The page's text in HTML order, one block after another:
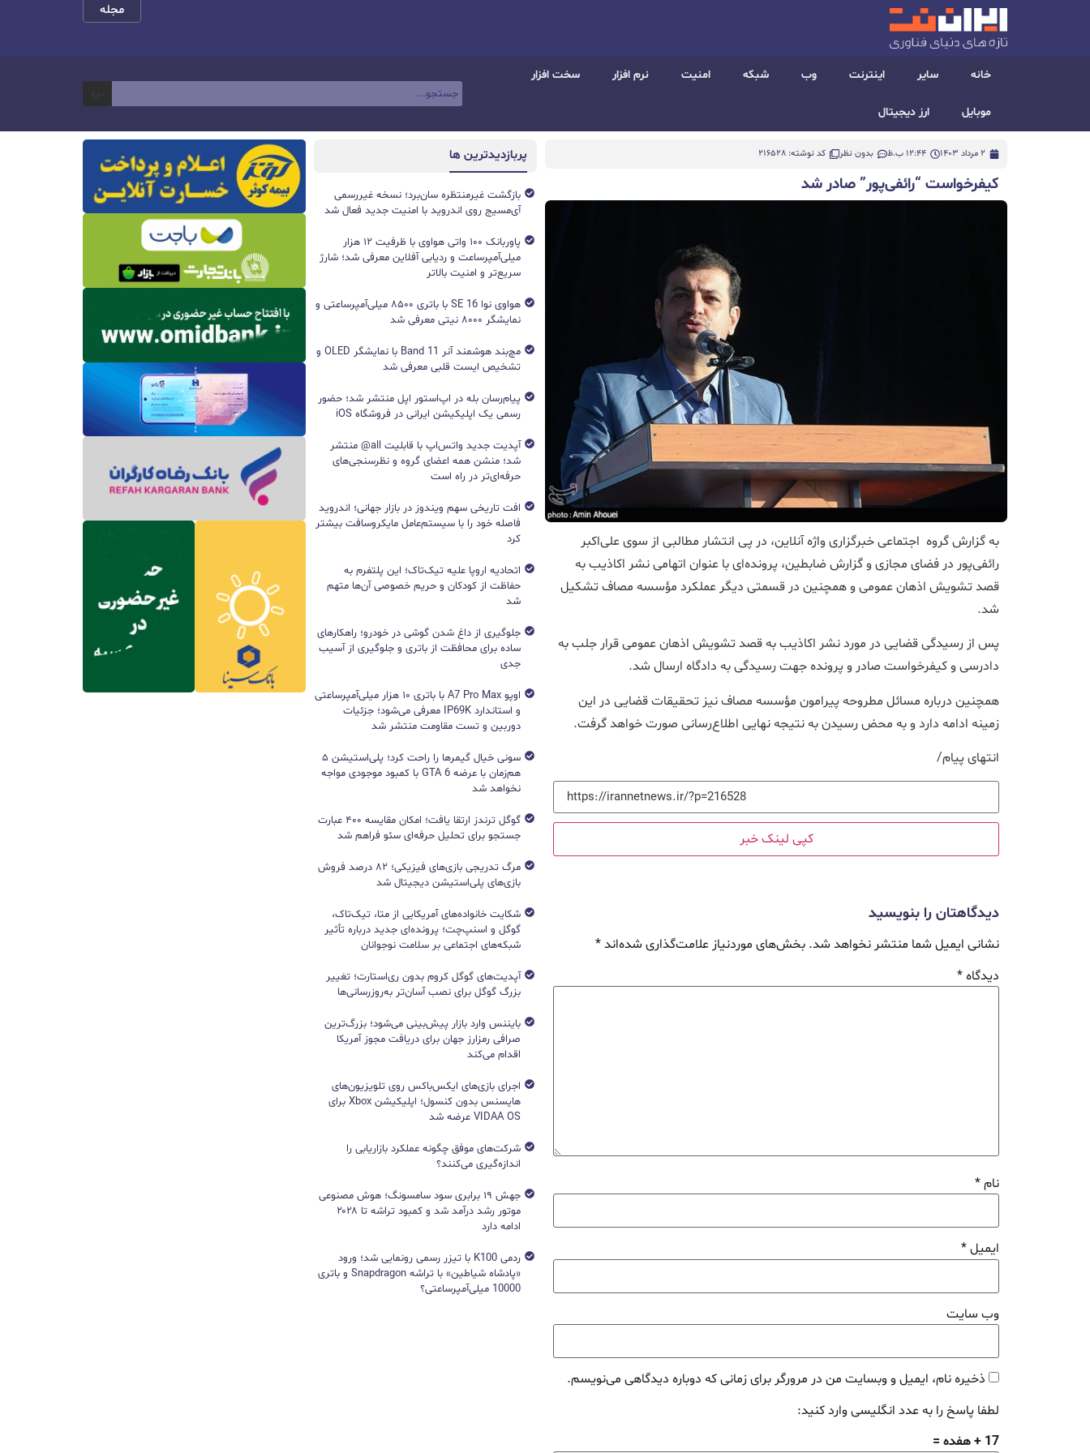
مجله
خانه سایر اینترنت وب شبکه امنیت نرم افزار سخت افزار
موبایل ارز دیجیتال
2 مرداد 1403 12:44 ب.ظ بدون نظر کد نوشته: 216528
کیفرخواست “رائفی‌پور” صادر شد
به گزارش گروه اجتماعی خبرگزاری واژه آنلاین، در پی انتشار مطالبی از سوی علی‌اکبر
رائفی‌پور در فضای مجازی و گزارش ضابطین، پرونده‌ای با عنوان اتهامی نشر اکاذیب به
قصد تشویش اذهان عمومی و همچنین در قسمتی دیگر عملکرد مؤسسه مصاف تشکیل
شد.
پس از رسیدگی قضایی د‌ر مورد نشر اکاذیب به قصد تشویش اذهان عمومی قرار جلب به
دادرسی و کیفرخواست صادر و پرونده جهت رسیدگی به دادگاه ارسال شد.
همچنین درباره مسائل مطروحه پیرامون مؤسسه مصاف نیز تحقیقات قضایی در این
زمینه ادامه دارد و به محض رسیدن به نتیجه نهایی اطلاع‌رسانی صورت خواهد گرفت.
انتهای پیام/
کپی لینک خبر
دیدگاهتان را بنویسید
نشانی ایمیل شما منتشر نخواهد شد. بخش‌های موردنیاز علامت‌گذاری شده‌اند*
دیدگاه*
نام*
ایمیل*
وب‌ سایت
ذخیره نام، ایمیل و وبسایت من در مرورگر برای زمانی که دوباره دیدگاهی می‌نویسم.
لطفا پاسخ را به عدد انگلیسی وارد کنید:
17 + هفده =
پربازدیدترین ها
بازگشت غیرمنتظره سان‌برد؛ نسخه غیررسمی
آی‌مسیج روی اندروید با امنیت جدید فعال شد
پاوربانک ۱۰۰ واتی هواوی با ظرفیت ۱۲ هزار
میلی‌آمپرساعت و ردیابی آفلاین معرفی شد؛ شارژ
سریع‌تر و امنیت بالاتر
هواوی نوا 16 SE با باتری ۸۵۰۰ میلی‌آمپرساعتی و
نمایشگر ۸۰۰۰ نیتی معرفی شد
مچ‌بند هوشمند آنر Band 11 با نمایشگر OLED و
تشخیص ایست قلبی معرفی شد
پیام‌رسان بله در اپ‌استور اپل منتشر شد؛ حضور
رسمی یک اپلیکیشن ایرانی در فروشگاه iOS
آپدیت جدید واتس‌اپ با قابلیت all@ منتشر
شد؛ منشن همه اعضای گروه و نظرسنجی‌های
حرفه‌ای‌تر در راه است
افت تاریخی سهم ویندوز در بازار جهانی؛ اندروید
فاصله خود را با سیستم‌عامل مایکروسافت بیشتر
کرد
اتحادیه اروپا علیه تیک‌تاک؛ این پلتفرم به
حفاظت از کودکان و حریم خصوصی آن‌ها متهم
شد
جلوگیری از داغ شدن گوشی در خودرو؛ راهکارهای
ساده برای محافظت از باتری و جلوگیری از آسیب
جدی
اوپو A7 Pro Max با باتری ۱۰ هزار میلی‌آمپرساعتی
و استاندارد IP69K معرفی می‌شود؛ جزئیات
دوربین و تست مقاومت منتشر شد
سونی خیال گیمرها را راحت کرد؛ پلی‌استیشن ۵
هم‌زمان با عرضه GTA 6 با کمبود موجودی مواجه
نخواهد شد
گوگل ترندز ارتقا یافت؛ امکان مقایسه ۴۰۰ عبارت
جستجو برای تحلیل حرفه‌ای سئو فراهم شد
مرگ تدریجی بازی‌های فیزیکی؛ ۸۲ درصد فروش
بازی‌های پلی‌استیشن دیجیتال شد
شکایت خانواده‌های آمریکایی از متا، تیک‌تاک،
گوگل و اسنپ‌چت؛ پرونده‌ای جدید درباره تأثیر
شبکه‌های اجتماعی بر سلامت نوجوانان
آپدیت‌های گوگل کروم بدون ری‌استارت؛ تغییر
بزرگ گوگل برای نصب آسان‌تر به‌روزرسانی‌ها
بایننس وارد بازار پیش‌بینی می‌شود؛ بزرگ‌ترین
صرافی رمزارز جهان برای دریافت مجوز آمریکا
اقدام می‌کند
اجرای بازی‌های ایکس‌باکس روی تلویزیون‌های
هایسنس بدون کنسول؛ اپلیکیشن Xbox برای
VIDAA OS عرضه شد
شرکت‌های موفق چگونه عملکرد بازاریابی را
اندازه‌گیری می‌کنند؟
جهش ۱۹ برابری سود سامسونگ؛ هوش مصنوعی
موتور رشد درآمد شد و کمبود تراشه تا ۲۰۲۸
ادامه دارد
ردمی K100 با تیزر رسمی رونمایی شد؛ ورود
«پادشاه شیاطین» با تراشه Snapdragon و باتری
10000 میلی‌آمپرساعتی؟